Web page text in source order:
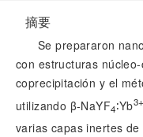
摘要
Se prepararon
con estructuras
coprecipitación y el
utilizando β-NaYF4∶Yb3+
varias capas inertes de